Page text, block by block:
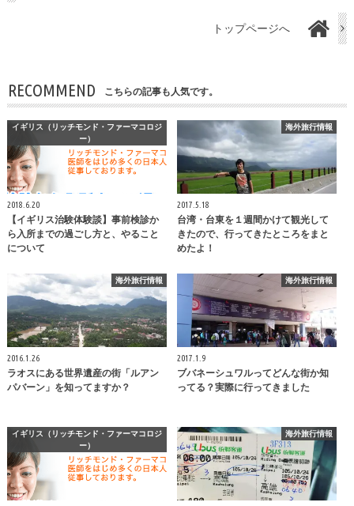
トップページへ
RECOMMEND こちらの記事も人気です。
イギリス（リッチモンド・ファーマコロジ
ー）
2018.6.20
【イギリス治験体験談】事前検診か
ら入所までの過ごし方と、やること
について
海外旅行情報
2017.5.18
台湾・台東を１週間かけて観光して
きたので、行ってきたところをまと
めたよ！
海外旅行情報
2016.1.26
ラオスにある世界遺産の街「ルアン
パバーン」を知ってますか？
海外旅行情報
2017.1.9
ブバネーシュワルってどんな街か知
ってる？実際に行ってきました
イギリス（リッチモンド・ファーマコロジ
ー）
海外旅行情報